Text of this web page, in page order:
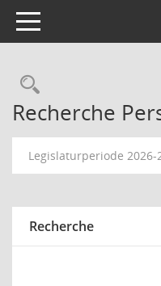
Toggle navigation
Recherche
Legislaturperiode 2026-
Recherche